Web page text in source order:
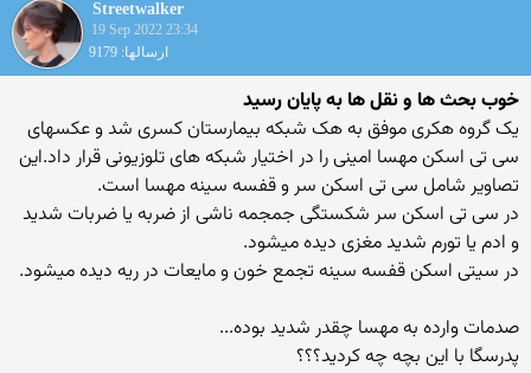
Streetwalker
19 Sep 2022 23:34
ارسالها: 9179
خوب بحث ها و نقل ها به پایان رسید
یک گروه هکری موفق به هک شبکه بیمارستان کسری شد و عکسهای
سی تی اسکن مهسا امینی را در اختیار شبکه های تلوزیونی قرار داد.این
تصاویر شامل سی تی اسکن سر و قفسه سینه مهسا است.
در سی تی اسکن سر شکستگی جمجمه ناشی از ضربه یا ضربات شدید
و ادم یا تورم شدید مغزی دیده میشود.
در سیتی اسکن قفسه سینه تجمع خون و مایعات در ریه دیده میشود.
صدمات وارده به مهسا چقدر شدید بوده...
پدرسگا با این بچه چه کردید؟؟؟